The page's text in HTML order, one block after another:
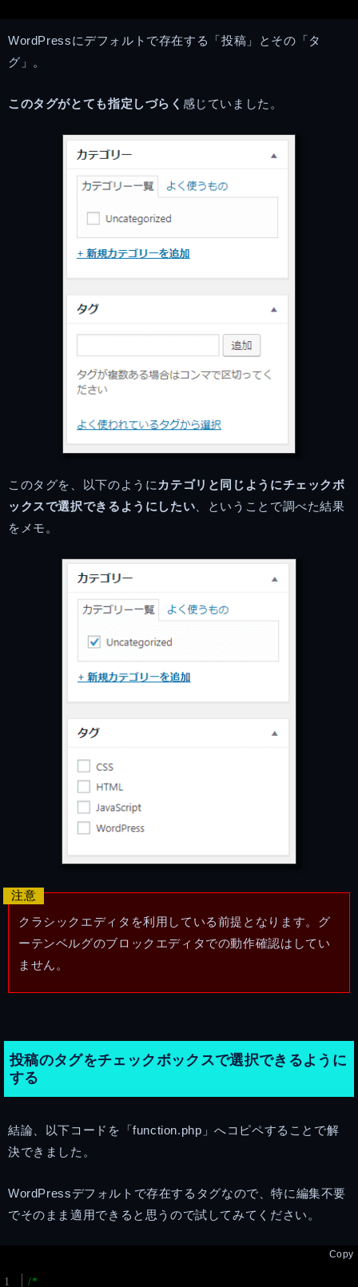
WordPressにデフォルトで存在する「投稿」とその「タ
グ」。
このタグがとても指定しづらく 感じていました。
このタグを、以下のように カテゴリと同じようにチェックボ
ックスで選択できるようにしたい 、ということで調べた結果
をメモ。
クラシックエディタを利用している前提となります。グ
ーテンベルグのブロックエディタでの動作確認はしてい
ません。
投稿のタグをチェックボックスで選択できるように
する
結論、以下コードを「function.php」へコピペすることで解
決できました。
WordPressデフォルトで存在するタグなので、特に編集不要
でそのまま適用できると思うので試してみてください。
Copy
/*